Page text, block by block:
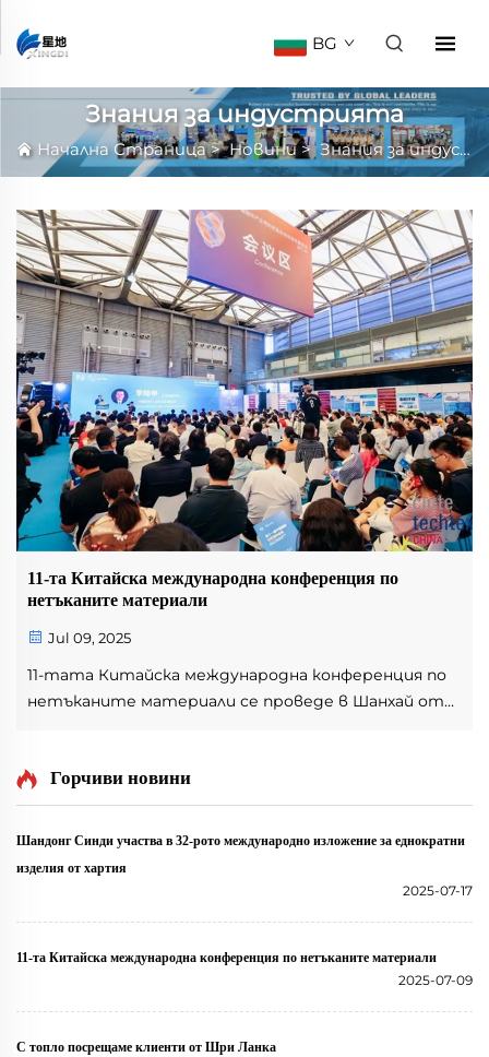
BG
Знания за индустрията
Начална Страница>Новини>Знания за индустрията
11-та Китайска международна конференция по
нетъканите материали
Jul 09, 2025
11-тата Китайска международна конференция по
нетъканите материали се проведе в Шанхай от
развитието на индустрията на нетъканите
материали". Представители на индустриални
организации, съ...
Горчиви новини
Шандонг Синди участва в 32-рото международно изложение за еднократни
изделия от хартия
2025-07-17
11-та Китайска международна конференция по нетъканите материали
2025-07-09
С топло посрещаме клиенти от Шри Ланка